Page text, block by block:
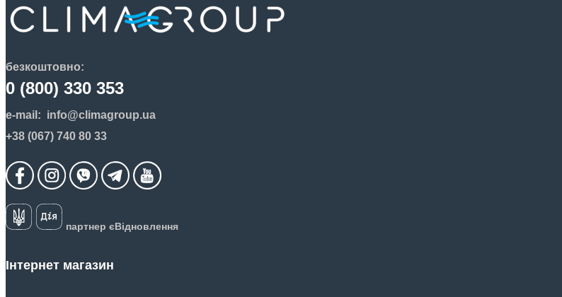
безкоштовно:
0 (800) 330 353
e-mail: info@climagroup.ua
+38 (067) 740 80 33
партнер єВідновлення
Інтернет магазин